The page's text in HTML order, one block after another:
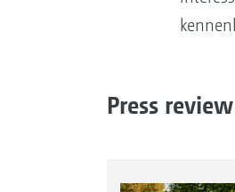
Press